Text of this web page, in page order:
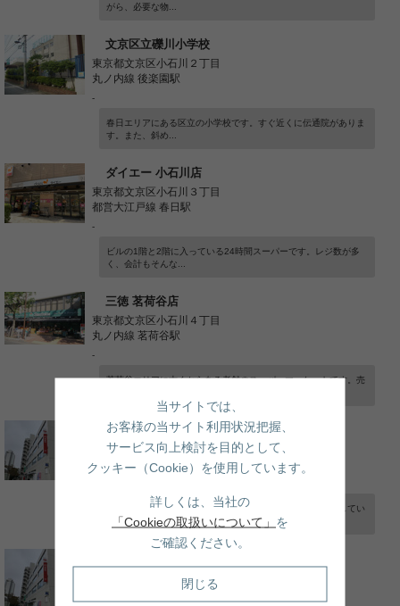
がら、必要な物...
文京区立礫川小学校
東京都文京区小石川２丁目
丸ノ内線 後楽園駅
-
春日エリアにある区立の小学校です。すぐ近くに伝通院がありま
す。また、斜め...
ダイエー 小石川店
東京都文京区小石川３丁目
都営大江戸線 春日駅
-
ビルの1階と2階に入っている24時間スーパーです。レジ数が多
く、会計もそんな...
三徳 茗荷谷店
東京都文京区小石川４丁目
丸ノ内線 茗荷谷駅
-
茗荷谷エリアに古くからある老舗のスーパーマーケットです。売
小石川郵便局
東京都文京区小石川４丁目
丸ノ内線 茗荷谷駅
春日通りに面する小石川郵便局です。ゆうちょ銀行も隣接してい
ます。窓口が外...
東京都文京区小石川４丁目
当サイトでは、
お客様の当サイト利用状況把握、
サービス向上検討を目的として、
クッキー（Cookie）を使用しています。
詳しくは、当社の
「Cookieの取扱いについて」 を
ご確認ください。
閉じる